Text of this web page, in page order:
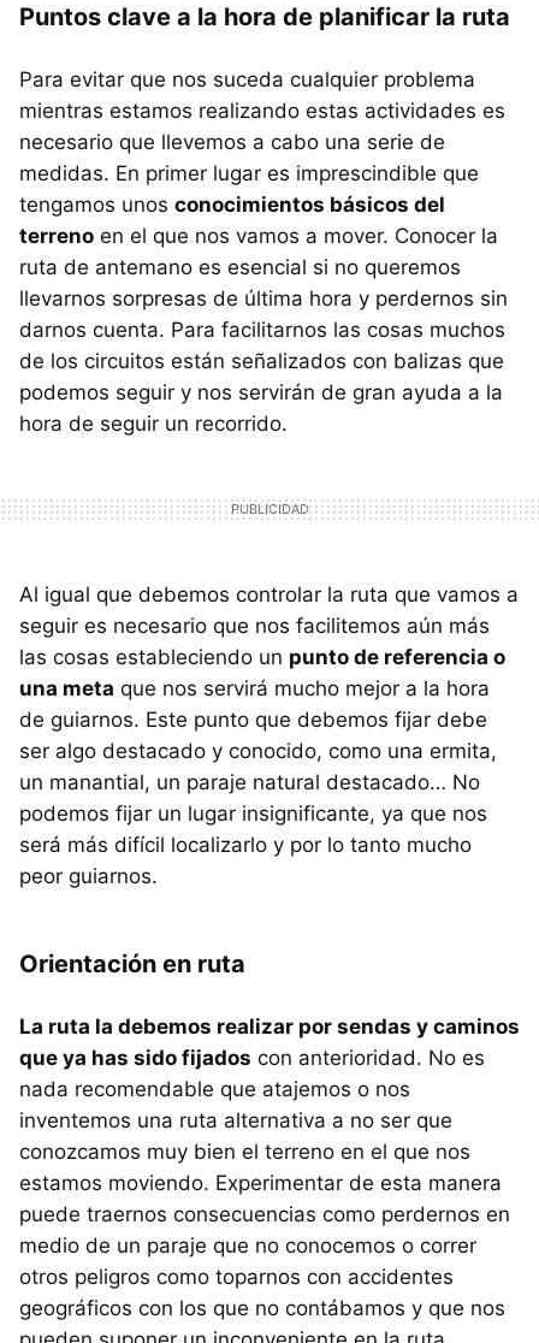
Puntos clave a la hora de planificar la ruta
Para evitar que nos suceda cualquier problema
mientras estamos realizando estas actividades es
necesario que llevemos a cabo una serie de
medidas. En primer lugar es imprescindible que
tengamos unos conocimientos básicos del
terreno en el que nos vamos a mover. Conocer la
ruta de antemano es esencial si no queremos
llevarnos sorpresas de última hora y perdernos sin
darnos cuenta. Para facilitarnos las cosas muchos
de los circuitos están señalizados con balizas que
podemos seguir y nos servirán de gran ayuda a la
hora de seguir un recorrido.
Al igual que debemos controlar la ruta que vamos a
seguir es necesario que nos facilitemos aún más
las cosas estableciendo un punto de referencia o
una meta que nos servirá mucho mejor a la hora
de guiarnos. Este punto que debemos fijar debe
ser algo destacado y conocido, como una ermita,
un manantial, un paraje natural destacado… No
podemos fijar un lugar insignificante, ya que nos
será más difícil localizarlo y por lo tanto mucho
peor guiarnos.
Orientación en ruta
La ruta la debemos realizar por sendas y caminos
que ya has sido fijados con anterioridad. No es
nada recomendable que atajemos o nos
inventemos una ruta alternativa a no ser que
conozcamos muy bien el terreno en el que nos
estamos moviendo. Experimentar de esta manera
puede traernos consecuencias como perdernos en
medio de un paraje que no conocemos o correr
otros peligros como toparnos con accidentes
geográficos con los que no contábamos y que nos